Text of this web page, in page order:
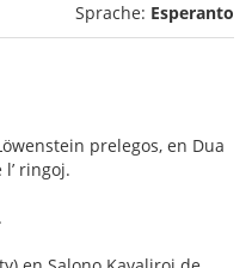
Sprache: Esperanto
prelegos, en Dua
ringoj.